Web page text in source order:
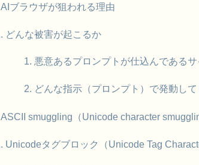
AIブラウザが狙われる理由
どんな被害が起こるか
悪意あるプロンプトが仕込んであるサ
どんな指示（プロンプト）で発動し
ASCII smuggling（Unicode character
Unicodeタグブロック（Unicode Tag